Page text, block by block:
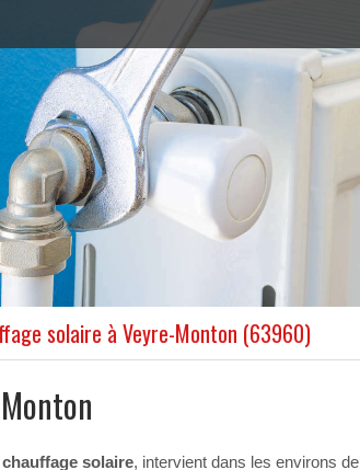
solaire à Veyre-Monton (63960)
solaire, intervient dans les environs de